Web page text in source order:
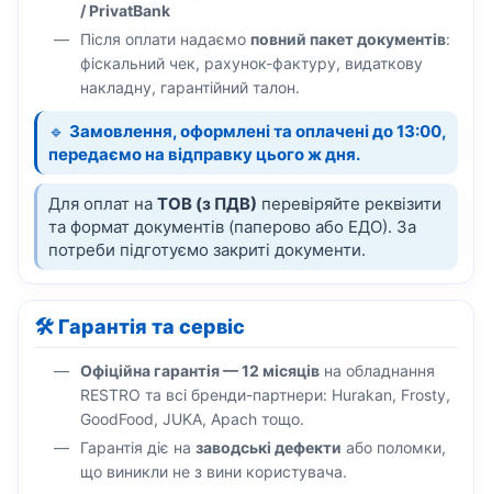
/ PrivatBank
Після оплати надаємо повний пакет документів:
фіскальний чек, рахунок-фактуру, видаткову
накладну, гарантійний талон.
🔹 Замовлення, оформлені та оплачені до 13:00,
передаємо на відправку цього ж дня.
Для оплат на ТОВ (з ПДВ) перевіряйте реквізити
та формат документів (паперово або ЕДО). За
потреби підготуємо закриті документи.
🛠️ Гарантія та сервіс
Офіційна гарантія — 12 місяців на обладнання
RESTRO та всі бренди-партнери: Hurakan, Frosty,
GoodFood, JUKA, Apach тощо.
Гарантія діє на заводські дефекти або поломки,
що виникли не з вини користувача.